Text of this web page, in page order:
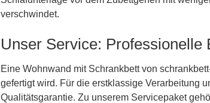
verschwindet.
Unser Service: Professionelle
Eine Wohnwand mit Schrankbett von
gefertigt wird. Für die erstklassige Verarbeitung
Qualitätsgarantie. Zu unserem Servicepaket